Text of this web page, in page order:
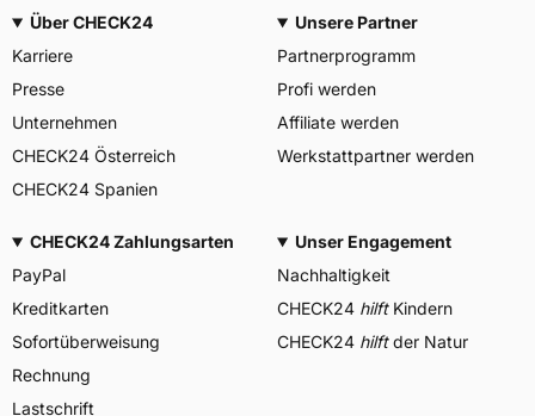
Über CHECK24
Karriere
Presse
Unternehmen
CHECK24 Österreich
CHECK24 Spanien
Unsere Partner
Partnerprogramm
Profi werden
Affiliate werden
Werkstattpartner werden
CHECK24 Zahlungsarten
PayPal
Kreditkarten
Sofortüberweisung
Rechnung
Lastschrift
Unser Engagement
Nachhaltigkeit
CHECK24 hilftKindern
CHECK24 hilftder Natur